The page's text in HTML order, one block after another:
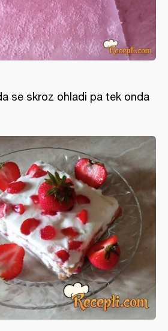
se skroz ohladi pa tek onda